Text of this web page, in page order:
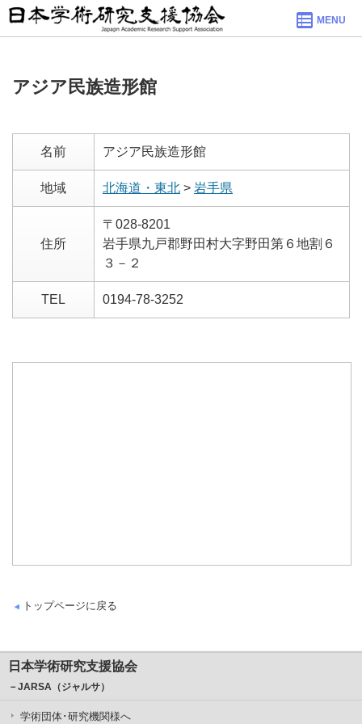
MENU
アジア民族造形館
名前 アジア民族造形館
地域 北海道・東北 > 岩手県
住所
〒028-8201
岩手県九戸郡野田村大字野田第６地割６
３－２
TEL 0194-78-3252
トップページに戻る
日本学術研究支援協会
－JARSA（ジャルサ）
学術団体･研究機関様へ